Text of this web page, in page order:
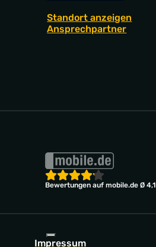
Standort anzeigen
Ansprechpartner
Bewertungen auf mobile.de Ø 4,1
Impressum